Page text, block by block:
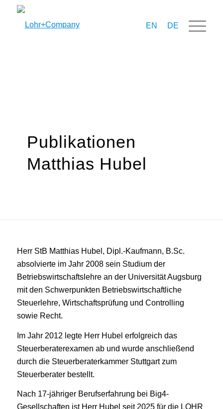
EN DE
Publikationen
Matthias Hubel
Herr StB Matthias Hubel, Dipl.-Kaufmann, B.Sc.
absolvierte im Jahr 2008 sein Studium der
Betriebswirtschaftslehre an der Universität Augsburg
mit den Schwerpunkten Betriebswirtschaftliche
Steuerlehre, Wirtschaftsprüfung und Controlling
sowie Recht.
Im Jahr 2012 legte Herr Hubel erfolgreich das
Steuerberaterexamen ab und wurde anschließend
durch die Steuerberaterkammer Stuttgart zum
Steuerberater bestellt.
Nach 17-jähriger Berufserfahrung bei Big4-
Gesellschaften ist Herr Hubel seit 2025 für die LOHR